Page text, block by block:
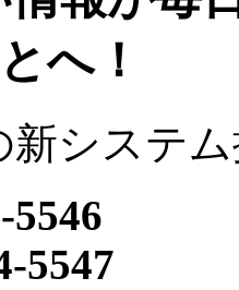
新システ
5546
5547